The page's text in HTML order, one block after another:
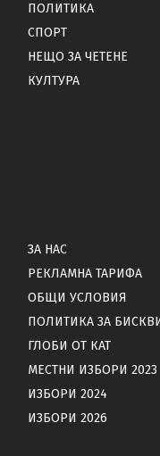
ПОЛИТИКА
СПОРТ
НЕЩО ЗА ЧЕТЕНЕ
КУЛТУРА
ЗА НАС
РЕКЛАМНА ТАРИФА
ОБЩИ УСЛОВИЯ
ПОЛИТИКА ЗА
ГЛОБИ ОТ КАТ
МЕСТНИ ИЗБОРИ 2023
ИЗБОРИ 2024
ИЗБОРИ 2026